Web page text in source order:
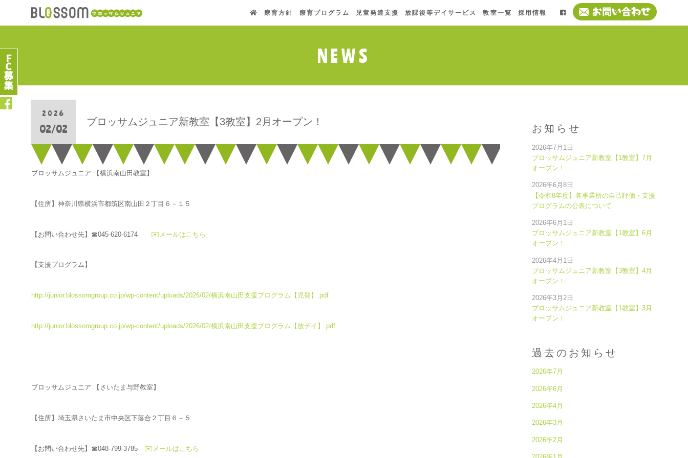
療育方針 療育プログラム 児童発達支援 放課後等デイサービス 教室一覧 採用情報
NEWS
2026
02/02
ブロッサムジュニア新教室【3教室】2月オープン！
ブロッサムジュニア 【横浜南山田教室】
【住所】神奈川県横浜市都筑区南山田２丁目６－１５
【お問い合わせ先】☎045-620-6174 ✉️メールはこちら
【支援プログラム】
http://junior.blossomgroup.co.jp/wp-content/uploads/2026/02/横浜南山田支援プログラム【児発】.pdf
http://junior.blossomgroup.co.jp/wp-content/uploads/2026/02/横浜南山田支援プログラム【放デイ】.pdf
ブロッサムジュニア 【さいたま与野教室】
【住所】埼玉県さいたま市中央区下落合２丁目６－５
【お問い合わせ先】☎048-799-3785 ✉️メールはこちら
お知らせ
ブロッサムジュニア新教室【1教室】7月
オープン！
2026年7月1日
【令和8年度】各事業所の自己評価・支援
プログラムの公表について
2026年6月8日
ブロッサムジュニア新教室【1教室】6月
オープン！
2026年6月1日
ブロッサムジュニア新教室【3教室】4月
オープン！
2026年4月1日
ブロッサムジュニア新教室【1教室】3月
オープン！
2026年3月2日
過去のお知らせ
2026年7月
2026年6月
2026年4月
2026年3月
2026年2月